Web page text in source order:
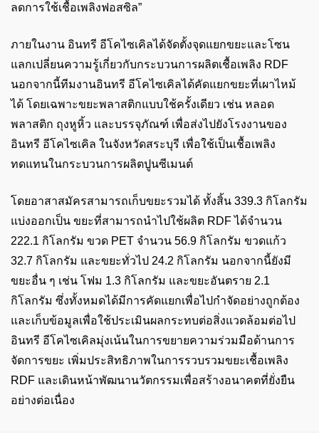
ลดการใช้เชื้อเพลิงฟอสซิล”
ภายในงาน อินทรี อีโคไซเคิลได้จัดตั้งจุดแยกขยะและโซน
แลกเปลี่ยนความรู้เกี่ยวกับกระบวนการผลิตเชื้อเพลิง RDF
นอกจากนี้ทีมงานอินทรี อีโคไซเคิลได้คัดแยกขยะที่เผาไหม้
ได้ โดยเฉพาะขยะพลาสติกแบบใช้ครั้งเดียว เช่น หลอด
พลาสติก ถุงหูหิ้ว และบรรจุภัณฑ์ เพื่อส่งไปยังโรงงานของ
อินทรี อีโคไซเคิล ในจังหวัดสระบุรี เพื่อใช้เป็นเชื้อเพลิง
ทดแทนในกระบวนการผลิตปูนซีเมนต์
โดยอาสาสมัครสามารถเก็บขยะรวมได้ ทั้งสิ้น 339.3 กิโลกรัม
แบ่งออกเป็น ขยะที่สามารถนำไปใช้ผลิต RDFได้จำนวน
222.1 กิโลกรัม ขวด PET จำนวน 56.9 กิโลกรัม ขวดแก้ว
32.7 กิโลกรัม และขยะทั่วไป 24.2 กิโลกรัม นอกจากนี้ยังมี
ขยะอื่น ๆ เช่น โฟม 1.3 กิโลกรัม และขยะอันตราย 2.1
กิโลกรัม ซึ่งทั้งหมดได้มีการคัดแยกเพื่อไปกำจัดอย่างถูกต้อง
และเก็บข้อมูลเพื่อใช้ประเมินผลกระทบต่อสิ่งแวดล้อมต่อไป
อินทรี อีโคไซเคิลมุ่งเน้นในการขยายความร่วมมือด้านการ
จัดการขยะ เพิ่มประสิทธิภาพในการรวบรวมขยะเชื้อเพลิง
RDF และเดินหน้าพัฒนานวัตกรรมเพื่อสร้างอนาคตที่ยั่งยืน
อย่างต่อเนื่อง